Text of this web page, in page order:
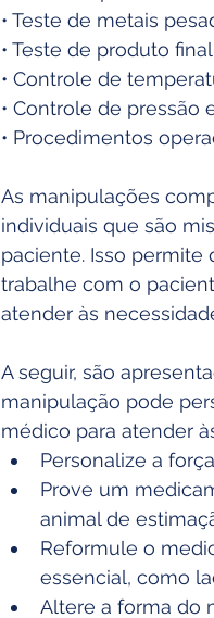
• Teste de metais
• Teste de produto final
• Controle de
• Controle de pressão
• Procedimentos
As manipulações
individuais que são
paciente. Isso
trabalhe com o
atender às
A seguir, são
manipulação pode
médico para atender
Personalize a
Prove um
animal de
Reformule o
essencial, como
Altere a forma do